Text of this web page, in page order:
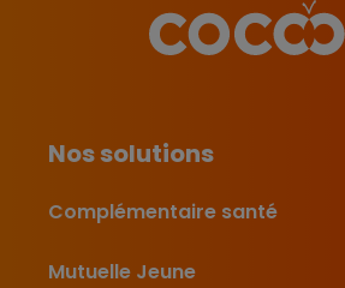
Nos solutions
Complémentaire santé
Mutuelle Jeune